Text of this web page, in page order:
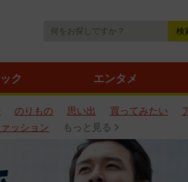
ク エンタメ
のりもの 思い出 買ってみたい
ッション もっと見る